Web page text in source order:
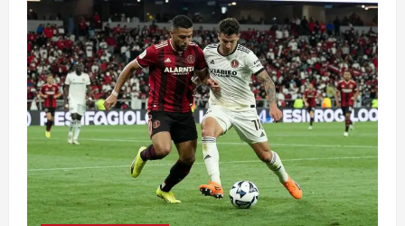
Warta
Gorzów
vào
lúc
21h30
ngày
17/7
theo
giờ
Việt
Nam
trong